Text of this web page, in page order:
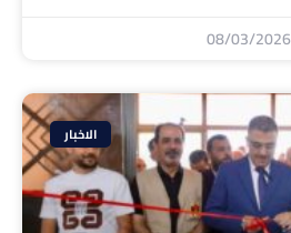
08/03/2026
الاخبار